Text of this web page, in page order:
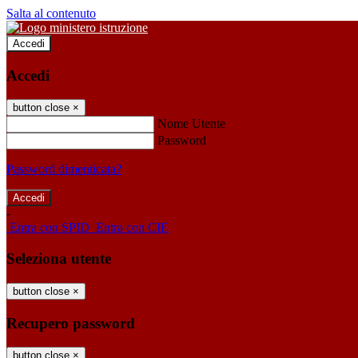
Salta al contenuto
Accedi
Accedi
button close ×
Nome Utente
Password
Password dimenticata?
-
Entra con SPID Entra con CIE
Seleziona utente
button close ×
Recupero password
button close ×